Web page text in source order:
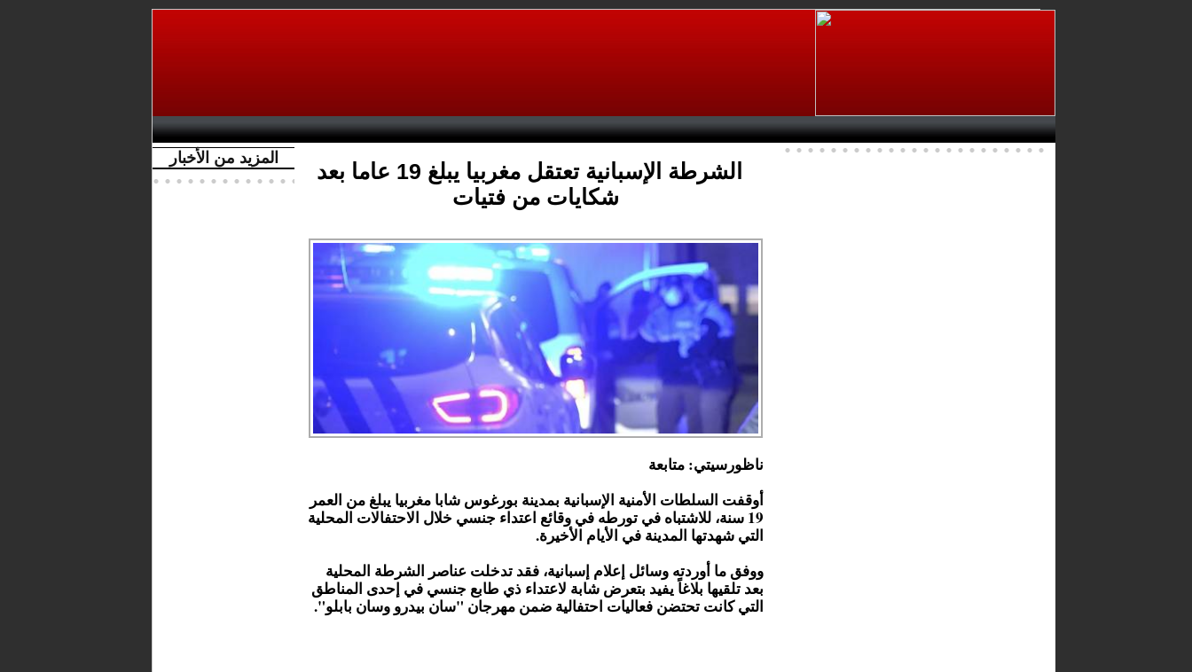
المزيد من الأخبار
الشرطة الإسبانية تعتقل مغربيا يبلغ 19 عاما بعد
شكايات من فتيات
ناظورسيتي: متابعة
أوقفت السلطات الأمنية الإسبانية بمدينة بورغوس شابا مغربيا يبلغ من العمر
19 سنة، للاشتباه في تورطه في وقائع اعتداء جنسي خلال الاحتفالات المحلية
التي شهدتها المدينة في الأيام الأخيرة.
ووفق ما أوردته وسائل إعلام إسبانية، فقد تدخلت عناصر الشرطة المحلية
بعد تلقيها بلاغاً يفيد بتعرض شابة لاعتداء ذي طابع جنسي في إحدى المناطق
التي كانت تحتضن فعاليات احتفالية ضمن مهرجان "سان بيدرو وسان بابلو".